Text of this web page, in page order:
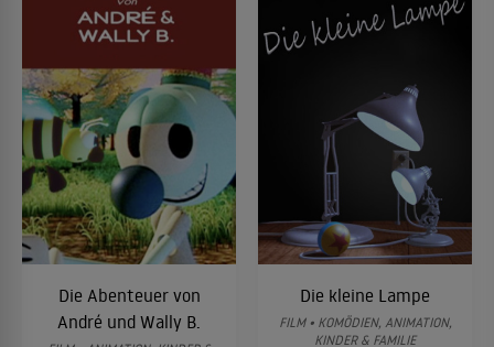
Die Abenteuer von
André und Wally B.
Die kleine Lampe
FILM • KOMÖDIEN, ANIMATION,
KINDER & FAMILIE